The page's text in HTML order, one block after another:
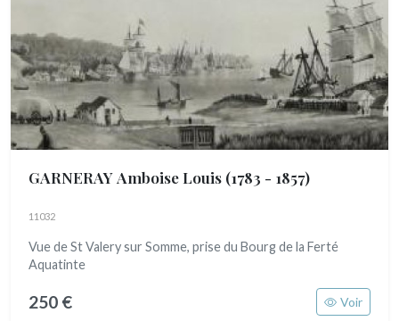
GARNERAY Amboise Louis (1783 - 1857)
11032
Vue de St Valery sur Somme, prise du Bourg de la Ferté
Aquatinte
250 € Voir